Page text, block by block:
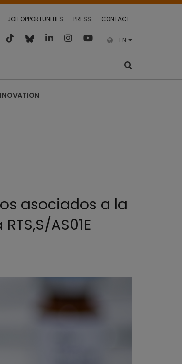
JOB OPPORTUNITIES PRESS CONTACT
EN
asociados a la
AS01E